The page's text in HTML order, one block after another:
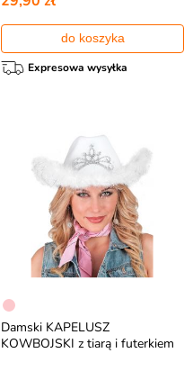
do koszyka
Expresowa wysyłka
Damski KAPELUSZ
KOWBOJSKI z tiarą i futerkiem